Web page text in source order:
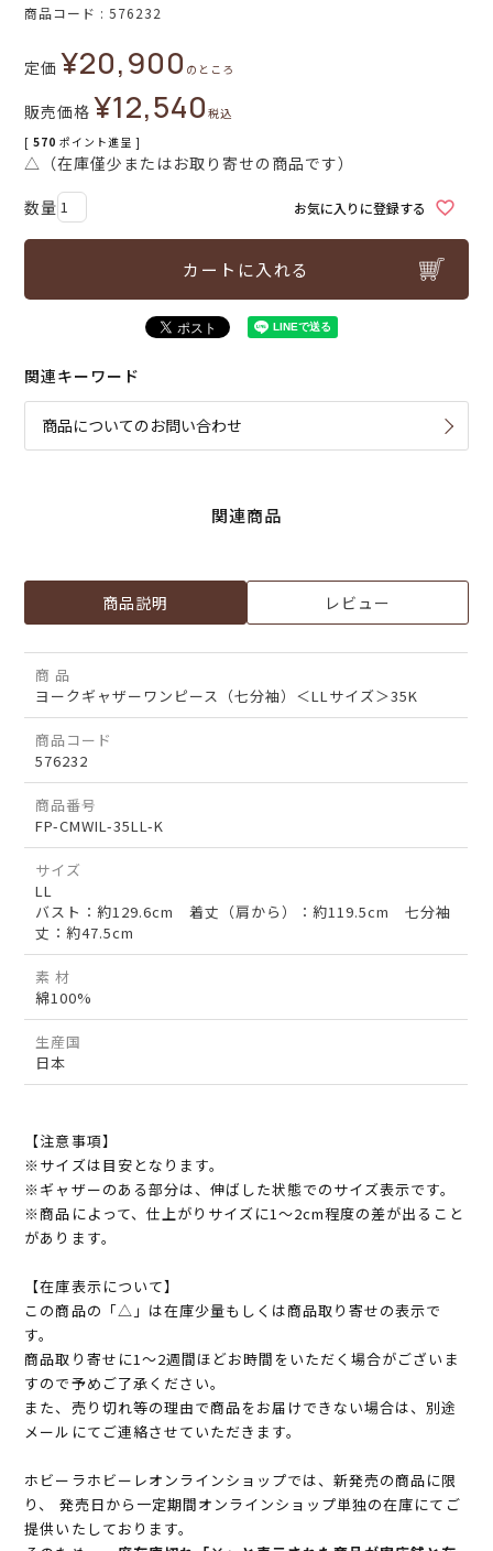
商品コード 576232
定価 ¥20,900 のところ
販売価格 ¥12,540税込
[ 570 ポイント進呈 ]
△（在庫僅少またはお取り寄せの商品です）
お気に入りに登録する
カートに入れる
関連キーワード
商品についてのお問い合わせ
関連商品
商品説明 レビュー
商 品
ヨークギャザーワンピース（七分袖）＜LLサイズ＞35K
商品コード
576232
商品番号
FP-CMWIL-35LL-K
サイズ
LL
バスト：約129.6cm 着丈（肩から）：約119.5cm 七分袖
丈：約47.5cm
素 材
綿100%
生産国
日本
【注意事項】
※サイズは目安となります。
※ギャザーのある部分は、伸ばした状態でのサイズ表示です。
※商品によって、仕上がりサイズに1～2cm程度の差が出ること
があります。
【在庫表示について】
この商品の「△」は在庫少量もしくは商品取り寄せの表示で
す。
商品取り寄せに1～2週間ほどお時間をいただく場合がございま
すので予めご了承ください。
また、売り切れ等の理由で商品をお届けできない場合は、別途
メールにてご連絡させていただきます。
ホビーラホビーレオンラインショップでは、新発売の商品に限
り、 発売日から一定期間オンラインショップ単独の在庫にてご
提供いたしております。